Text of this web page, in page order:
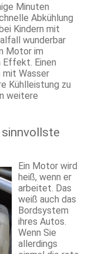
Minuten
Abkühlung
Kindern mit
wunderbar
Motor im
Effekt. Einen
Wasser
Kühlleistung zu
weitere
sinnvollste
Ein Motor wird
heiß, wenn er
arbeitet. Das
weiß auch das
Bordsystem
ihres Autos.
Wenn Sie
allerdings